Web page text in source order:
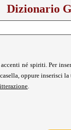
Dizionario
né spiriti. Per
oppure inserisci
.